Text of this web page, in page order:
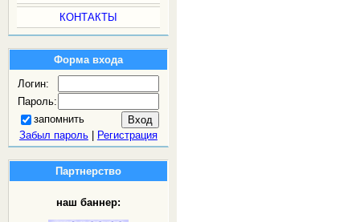
КОНТАКТЫ
Форма входа
Логин:
Пароль:
запомнить
Забыл пароль| Регистрация
Партнерство
наш баннер: